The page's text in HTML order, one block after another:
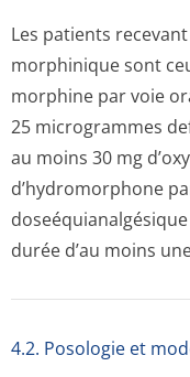
Les patients
morphinique sont
morphine par voie
25 microgrammes
au moins 30 mg
d’hydromorphone
durée d’au moins
4.2. Posologie et